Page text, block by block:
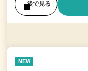
後で見る
NEW